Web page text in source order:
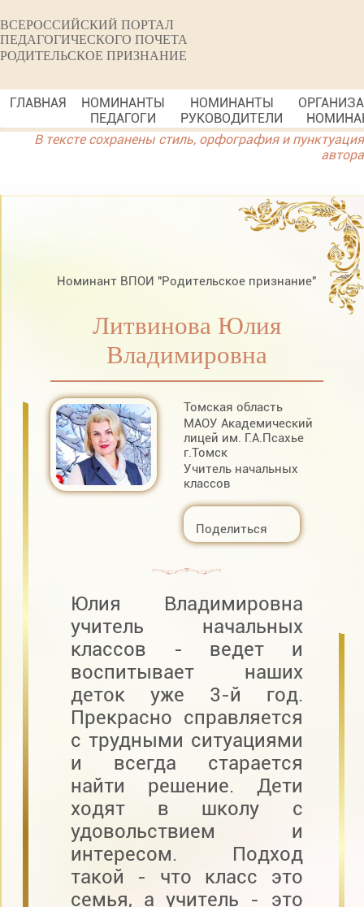
ВСЕРОССИЙСКИЙ ПОРТАЛ
ПЕДАГОГИЧЕСКОГО ПОЧЕТА
РОДИТЕЛЬСКОЕ ПРИЗНАНИЕ
ГЛАВНАЯ
НОМИНАНТЫ
ПЕДАГОГИ
НОМИНАНТЫ
РУКОВОДИТЕЛИ
В тексте сохранены стиль, орфография и пунктуация
автора
Номинант ВПОИ "Родительское признание"
Литвинова Юлия
Владимировна
Томская область
МАОУ Академический
лицей им. Г.А.Псахье
г.Томск
Учитель начальных
классов
Поделиться
Юлия Владимировна
учитель начальных
классов - ведет и
воспитывает наших
деток уже 3-й год.
Прекрасно справляется
с трудными ситуациями
и всегда старается
найти решение. Дети
ходят в школу с
удовольствием и
интересом. Подход
такой - что класс это
семья, а учитель - это